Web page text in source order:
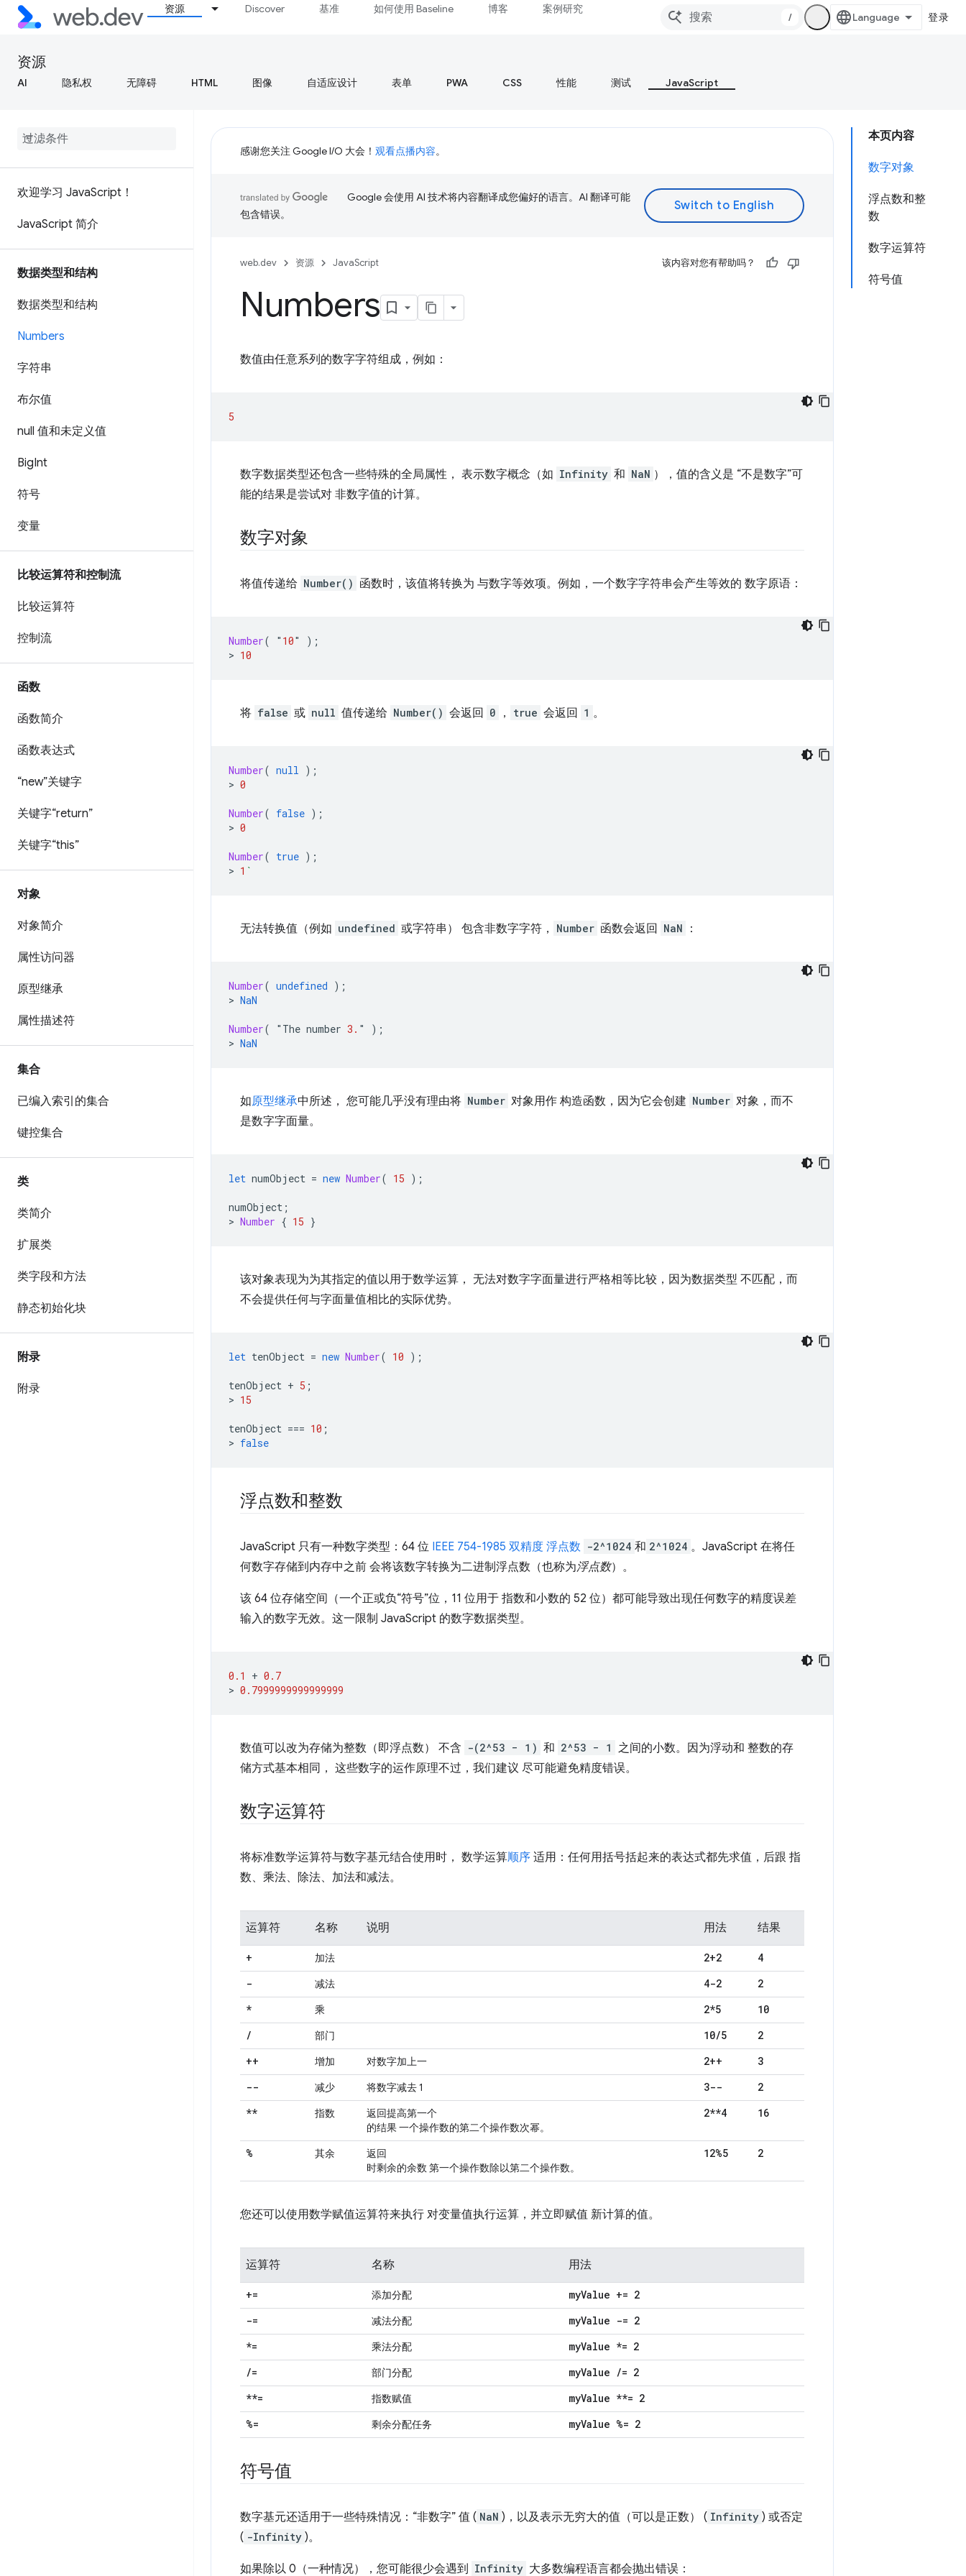
资源 Discover 基准 如何使用 Baseline 博客 案例研究
/ 登录
资源
AI 隐私权 无障碍 HTML 图像 自适应设计 表单 PWA CSS 性能 测试 JavaScript
欢迎学习 JavaScript！
JavaScript 简介
数据类型和结构
数据类型和结构
Numbers
字符串
布尔值
null 值和未定义值
BigInt
符号
变量
比较运算符和控制流
比较运算符
控制流
函数
函数简介
函数表达式
“new”关键字
关键字“return”
关键字“this”
对象
对象简介
属性访问器
原型继承
属性描述符
集合
已编入索引的集合
键控集合
类
类简介
扩展类
类字段和方法
静态初始化块
附录
附录
本页内容
数字对象
浮点数和整
数
数字运算符
符号值
感谢您关注 Google I/O 大会！ 观看点播内容。
Google 会使用 AI 技术将内容翻译成您偏好的语言。AI 翻译可能
包含错误。
web.dev 资源 JavaScript 该内容对您有帮助吗？
Numbers
数值由任意系列的数字字符组成，例如：
5
数字数据类型还包含一些特殊的全局属性， 表示数字概念（如 Infinity 和 NaN ），值的含义是 “不是数字”可
能的结果是尝试对 非数字值的计算。
数字对象
将值传递给 Number() 函数时，该值将转换为 与数字等效项。例如，一个数字字符串会产生等效的 数字原语：
Number( " 10"
);
> 10
将 false 或 null 值传递给 Number() 会返回 0 ， true 会返回 1 。
Number( null );
> 0
Number( false );
> 0
Number( true );
> 1 `
无法转换值（例如 undefined 或字符串） 包含非数字字符， Number 函数会返回 NaN ：
Number( undefined );
> NaN
Number( " The number 3. "
);
> NaN
如原型继承中所述， 您可能几乎没有理由将 Number 对象用作 构造函数，因为它会创建 Number 对象，而不
是数字字面量。
let numObject = new Number( 15 );
numObject ;
> Number { 15 }
该对象表现为为其指定的值以用于数学运算， 无法对数字字面量进行严格相等比较，因为数据类型 不匹配，而
不会提供任何与字面量值相比的实际优势。
let tenObject = new Number( 10 );
tenObject + 5 ;
> 15
tenObject === 10 ;
> false
浮点数和整数
JavaScript 只有一种数字类型：64 位 IEEE 754-1985 双精度 浮点数 -2^1024 和 2^1024 。JavaScript 在将任
何数字存储到内存中之前 会将该数字转换为二进制浮点数（也称为浮点数）。
该 64 位存储空间（一个正或负“符号”位，11 位用于 指数和小数的 52 位）都可能导致出现任何数字的精度误差
输入的数字无效。这一限制 JavaScript 的数字数据类型。
0.1 + 0.7
> 0.7999999999999999
数值可以改为存储为整数（即浮点数） 不含 -(2^53 − 1) 和 2^53 − 1 之间的小数。因为浮动和 整数的存
储方式基本相同， 这些数字的运作原理不过，我们建议 尽可能避免精度错误。
数字运算符
将标准数学运算符与数字基元结合使用时， 数学运算顺序 适用：任何用括号括起来的表达式都先求值，后跟 指
数、乘法、除法、加法和减法。
运算符 名称 说明 用法 结果
+ 加法 2+2
4
-
减法 4-2
2
*
乘 2*5
10
/
部门 10/5
2
++
增加 对数字加上一 2++
3
--
减少 将数字减去 1 3--
2
**
指数
返回提高第一个
的结果 一个操作数的第二个操作数次幂。
2**4 16
% 其余
返回
时剩余的余数 第一个操作数除以第二个操作数。
12%5 2
您还可以使用数学赋值运算符来执行 对变量值执行运算，并立即赋值 新计算的值。
运算符 名称 用法
+= 添加分配 myValue += 2
-=
减法分配 myValue -= 2
*=
乘法分配 myValue *= 2
/= 部门分配 myValue /= 2
**=
指数赋值 myValue **= 2
%=
剩余分配任务 myValue %= 2
符号值
数字基元还适用于一些特殊情况：“非数字” 值 ( NaN )，以及表示无穷大的值（可以是正数） ( Infinity ) 或否定
( -Infinity )。
如果除以 0（一种情况），您可能很少会遇到 Infinity 大多数编程语言都会抛出错误：